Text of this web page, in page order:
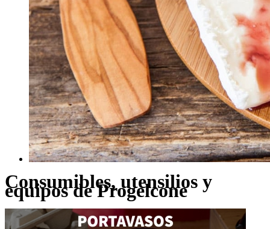
Consumibles, utensilios y
equipos de Progelcone